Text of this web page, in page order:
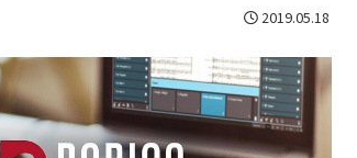
2019.05.18